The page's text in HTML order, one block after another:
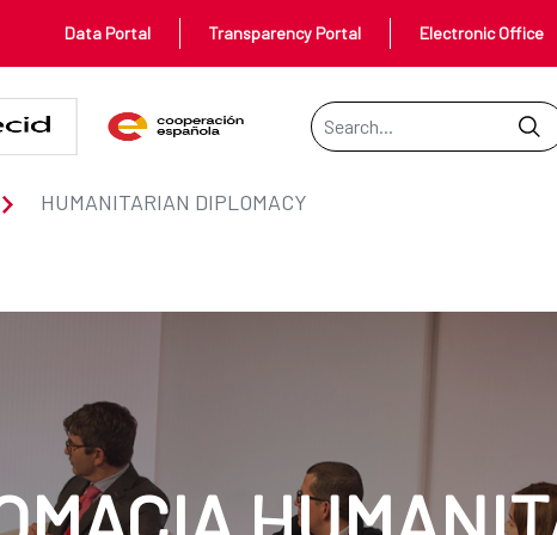
Data Portal Transparency Portal Electronic Office
Search Bar
HUMANITARIAN DIPLOMACY